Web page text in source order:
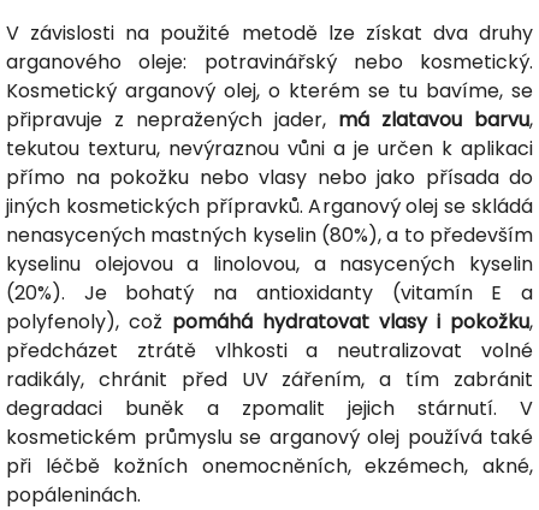
V závislosti na použité metodě lze získat dva druhy
arganového oleje: potravinářský nebo kosmetický.
Kosmetický arganový olej, o kterém se tu bavíme, se
připravuje z nepražených jader, má zlatavou barvu,
tekutou texturu, nevýraznou vůni a je určen k aplikaci
přímo na pokožku nebo vlasy nebo jako přísada do
jiných kosmetických přípravků. Arganový olej se skládá
nenasycených mastných kyselin (80%), a to především
kyselinu olejovou a linolovou, a nasycených kyselin
(20%). Je bohatý na antioxidanty (vitamín E a
polyfenoly), což pomáhá hydratovat vlasy i pokožku,
předcházet ztrátě vlhkosti a neutralizovat volné
radikály, chránit před UV zářením, a tím zabránit
degradaci buněk a zpomalit jejich stárnutí. V
kosmetickém průmyslu se arganový olej používá také
při léčbě kožních onemocněních, ekzémech, akné,
popáleninách.